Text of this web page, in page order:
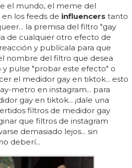
el mundo, el meme del
los feeds de influencers tanto
la premisa del filtro "gay
de cualquier otro efecto de
y publícala para que
nombre del filtro que desea
y pulse "probar este efecto" o
el medidor gay en tiktok... esto
metro en instagram... para
gay en tiktok... ¡dale una
filtros de medidor gay
que filtros de instagram
demasiado lejos... sin
deberí...